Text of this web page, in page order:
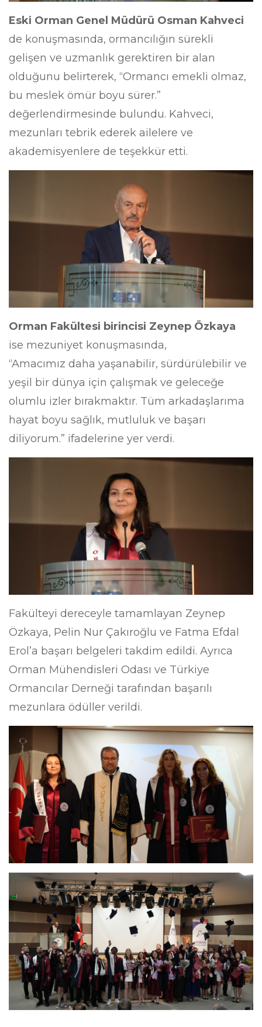
Eski Orman Genel Müdürü Osman Kahveci
de konuşmasında, ormancılığın sürekli
gelişen ve uzmanlık gerektiren bir alan
olduğunu belirterek, “Ormancı emekli olmaz,
bu meslek ömür boyu sürer.”
değerlendirmesinde bulundu. Kahveci,
mezunları tebrik ederek ailelere ve
akademisyenlere de teşekkür etti.
Orman Fakültesi birincisi Zeynep Özkaya
ise mezuniyet konuşmasında,
“Amacımız daha yaşanabilir, sürdürülebilir ve
yeşil bir dünya için çalışmak ve geleceğe
olumlu izler bırakmaktır. Tüm arkadaşlarıma
hayat boyu sağlık, mutluluk ve başarı
diliyorum.” ifadelerine yer verdi.
Fakülteyi dereceyle tamamlayan Zeynep
Özkaya, Pelin Nur Çakıroğlu ve Fatma Efdal
Erol’a başarı belgeleri takdim edildi. Ayrıca
Orman Mühendisleri Odası ve Türkiye
Ormancılar Derneği tarafından başarılı
mezunlara ödüller verildi.